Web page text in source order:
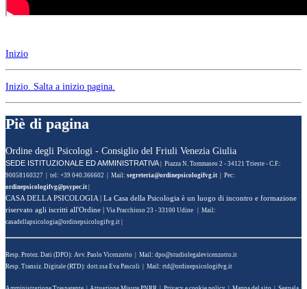
Inizio
Inizio . Salta a inizio pagina.
Piè di pagina
Ordine degli Psicologi - Consiglio del Friuli Venezia Giulia
SEDE ISTITUZIONALE ED AMMINISTRATIVA
| Piazza N. Tommaseo 2 - 34121 Trieste - C.F.:
90058160327 | tel: +39 040.366602 | Mail:
| Pec:
CASA DELLA PSICOLOGIA| La Casa della Psicologia è un luogo di incontro e formazione
riservato agli iscritti all'Ordine |
Via Pracchiuso 23 - 33100 Udine | Mail:
Resp. Protez. Dati (DPO): Avv. Paolo Vicenzotto | Mail:
Resp. Transiz. Digitale (RTD): dott.ssa Eva Pascoli | Mail: